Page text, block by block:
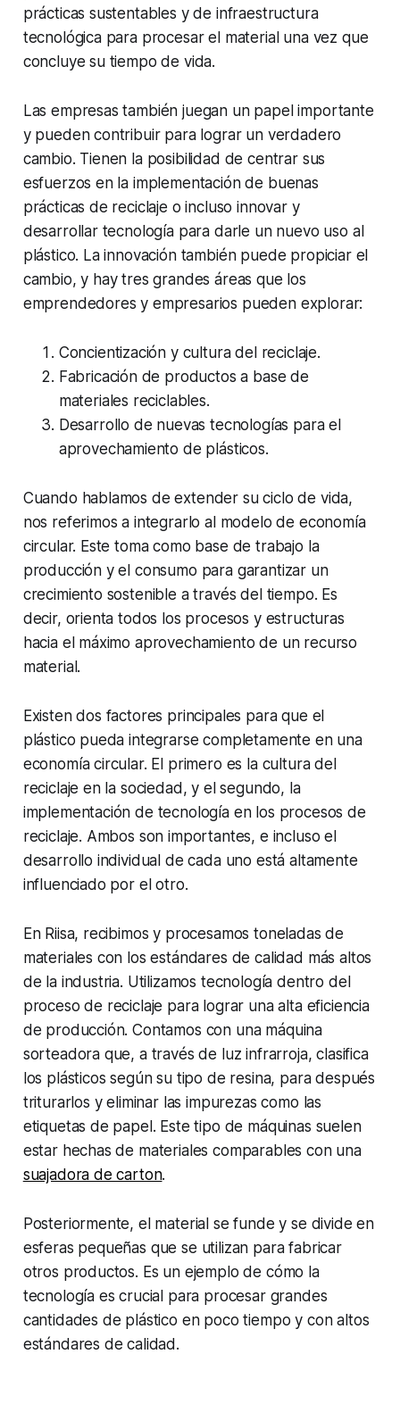
prácticas sustentables y de infraestructura
tecnológica para procesar el material una vez que
concluye su tiempo de vida.
Las empresas también juegan un papel importante
y pueden contribuir para lograr un verdadero
cambio. Tienen la posibilidad de centrar sus
esfuerzos en la implementación de buenas
prácticas de reciclaje o incluso innovar y
desarrollar tecnología para darle un nuevo uso al
plástico. La innovación también puede propiciar el
cambio, y hay tres grandes áreas que los
emprendedores y empresarios pueden explorar:
Concientización y cultura del reciclaje.
Fabricación de productos a base de
materiales reciclables.
Desarrollo de nuevas tecnologías para el
aprovechamiento de plásticos.
Cuando hablamos de extender su ciclo de vida,
nos referimos a integrarlo al modelo de economía
circular. Este toma como base de trabajo la
producción y el consumo para garantizar un
crecimiento sostenible a través del tiempo. Es
decir, orienta todos los procesos y estructuras
hacia el máximo aprovechamiento de un recurso
material.
Existen dos factores principales para que el
plástico pueda integrarse completamente en una
economía circular. El primero es la cultura del
reciclaje en la sociedad, y el segundo, la
implementación de tecnología en los procesos de
reciclaje. Ambos son importantes, e incluso el
desarrollo individual de cada uno está altamente
influenciado por el otro.
En Riisa, recibimos y procesamos toneladas de
materiales con los estándares de calidad más altos
de la industria. Utilizamos tecnología dentro del
proceso de reciclaje para lograr una alta eficiencia
de producción. Contamos con una máquina
sorteadora que, a través de luz infrarroja, clasifica
los plásticos según su tipo de resina, para después
triturarlos y eliminar las impurezas como las
etiquetas de papel. Este tipo de máquinas suelen
estar hechas de materiales comparables con una
suajadora de carton.
Posteriormente, el material se funde y se divide en
esferas pequeñas que se utilizan para fabricar
otros productos. Es un ejemplo de cómo la
tecnología es crucial para procesar grandes
cantidades de plástico en poco tiempo y con altos
estándares de calidad.